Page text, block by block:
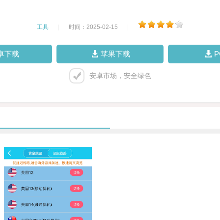
工具 时间：2025-02-15
下载 苹果下载
安卓市场，安全绿色